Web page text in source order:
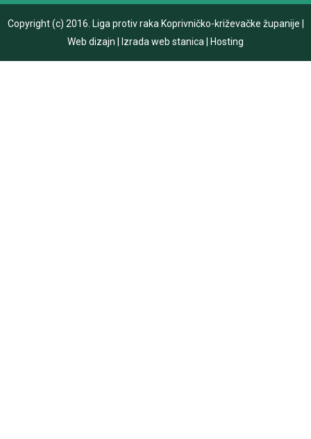
Copyright (c) 2016. Liga protiv raka Koprivničko-križevačke županije
Web dizajn
Izrada web stanica Hosting